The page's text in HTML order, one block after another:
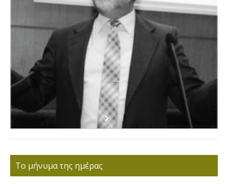
Το μήνυμα της ημέρας